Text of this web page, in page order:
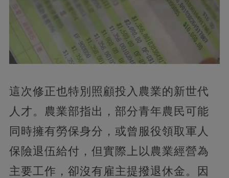
這次修正也特別照顧投入農業的新世代
人才。農業部指出，部分青年農民可能
同時擁有勞保身分，或曾服役領取軍人
保險退伍給付，但實際上以農業經營為
主要工作，卻沒有雇主提撥退休金。因